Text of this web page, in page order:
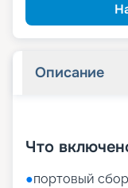
Описание
Что
●портовый